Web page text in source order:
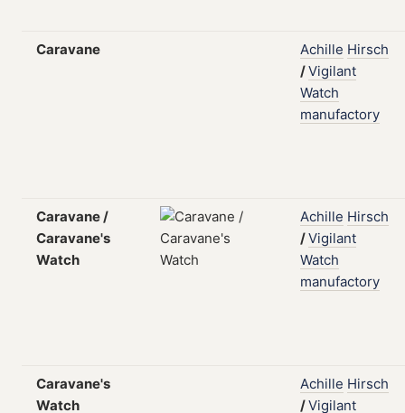
Caravane Achille Hirsch
/Vigilant
Watch
manufactory
Caravane /
Caravane's
Watch
Achille Hirsch
/Vigilant
Watch
manufactory
Caravane's
Watch
Achille Hirsch
/Vigilant